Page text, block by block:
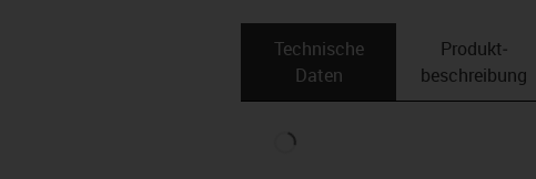
Technische
Daten
Produkt­
beschreibung